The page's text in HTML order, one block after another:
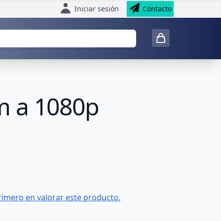
Iniciar sesión Contacto
a 1080p
en valorar este producto.